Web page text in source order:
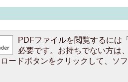
PDFファイルを閲覧するには
必要です。お持ちでない方は
ードボタンをクリックして、ソ